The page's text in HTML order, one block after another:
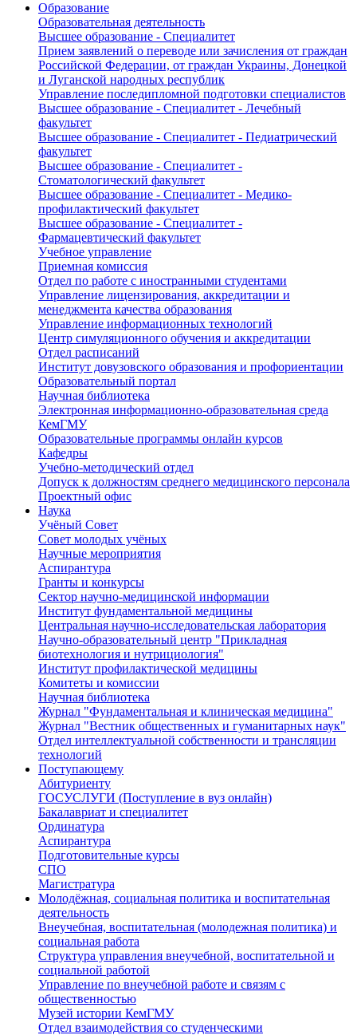
Образование
Образовательная деятельность
Высшее образование - Специалитет
Прием заявлений о переводе или зачисления от граждан
Российской Федерации, от граждан Украины, Донецкой
и Луганской народных республик
Управление последипломной подготовки специалистов
Высшее образование - Специалитет - Лечебный
факультет
Высшее образование - Специалитет - Педиатрический
факультет
Высшее образование - Специалитет -
Стоматологический факультет
Высшее образование - Специалитет - Медико-
профилактический факультет
Высшее образование - Специалитет -
Фармацевтический факультет
Учебное управление
Приемная комиссия
Отдел по работе с иностранными студентами
Управление лицензирования, аккредитации и
менеджмента качества образования
Управление информационных технологий
Центр симуляционного обучения и аккредитации
Отдел расписаний
Институт довузовского образования и профориентации
Образовательный портал
Научная библиотека
Электронная информационно-образовательная среда
КемГМУ
Образовательные программы онлайн курсов
Кафедры
Учебно-методический отдел
Допуск к должностям среднего медицинского персонала
Проектный офис
Наука
Учёный Cовет
Совет молодых учёных
Научные мероприятия
Аспирантура
Гранты и конкурсы
Сектор научно-медицинской информации
Институт фундаментальной медицины
Центральная научно-исследовательская лаборатория
Научно-образовательный центр "Прикладная
биотехнология и нутрициология"
Институт профилактической медицины
Комитеты и комиссии
Научная библиотека
Журнал "Фундаментальная и клиническая медицина"
Журнал "Вестник общественных и гуманитарных наук"
Отдел интеллектуальной собственности и трансляции
технологий
Поступающему
Абитуриенту
ГОСУСЛУГИ (Поступление в вуз онлайн)
Бакалавриат и специалитет
Ординатура
Аспирантура
Подготовительные курсы
СПО
Магистратура
Молодёжная, социальная политика и воспитательная
деятельность
Внеучебная, воспитательная (молодежная политика) и
социальная работа
Структура управления внеучебной, воспитательной и
социальной работой
Управление по внеучебной работе и связям с
общественностью
Музей истории КемГМУ
Отдел взаимодействия со студенческими